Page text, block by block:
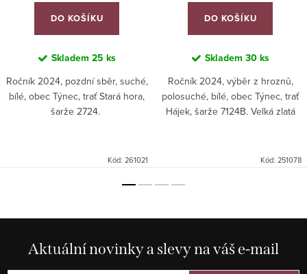
DO KOŠÍKU
Skladem 25 ks
Ročník 2024, pozdní sběr, suché,
bílé, obec Týnec, trať Stará hora,
šarže 2724.
Kód: 261021
DO KOŠÍKU
Skladem 30 ks
Ročník 2024, výběr z hroznů,
polosuché, bílé, obec Týnec, trať
Hájek, šarže 7124B. Velká zlatá
Kód: 251078
Aktuální novinky a slevy na váš e-mail